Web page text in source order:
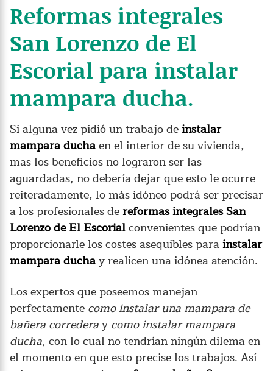
Reformas integrales
San Lorenzo de El
Escorial para instalar
mampara ducha.
Si alguna vez pidió un trabajo deinstalar
mampara duchaen el interior de su vivienda,
mas los beneficios no lograron ser las
aguardadas, no debería dejar que esto le ocurre
reiteradamente, lo más idóneo podrá ser precisar
a los profesionales dereformas integrales San
Lorenzo de El Escorialconvenientes que podrían
proporcionarle los costes asequibles parainstalar
mampara duchay realicen una idónea atención.
Los expertos que poseemos manejan
perfectamente como instalar una mampara de
bañera correderay como instalar mampara
ducha, con lo cual no tendrían ningún dilema en
el momento en que esto precise los trabajos. Así